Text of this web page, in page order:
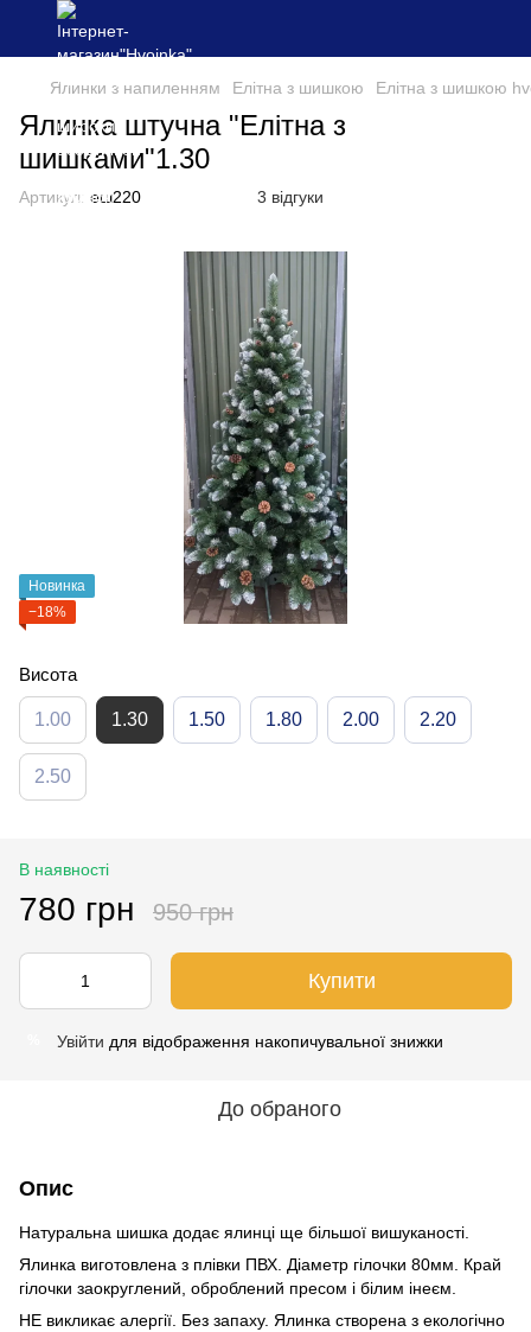
Ялинки з напиленням Елітна з шишкою Елітна з шишкою
Ялинка штучна "Елітна з
шишками"1.30
Артикул: еш220 3 відгуки
Новинка
−18%
Висота
1.00 1.30 1.50 1.80 2.00 2.20
2.50
В наявності
780 грн 950 грн
Купити
Увійти для відображення накопичувальної знижки
До обраного
Опис
Натуральна шишка додає ялинці ще більшої вишуканості.
Ялинка виготовлена ​​з плівки ПВХ. Діаметр гілочки 80мм. Край
гілочки заокруглений, оброблений пресом і білим інеєм.
НЕ викликає алергії. Без запаху. Ялинка створена з екологічно